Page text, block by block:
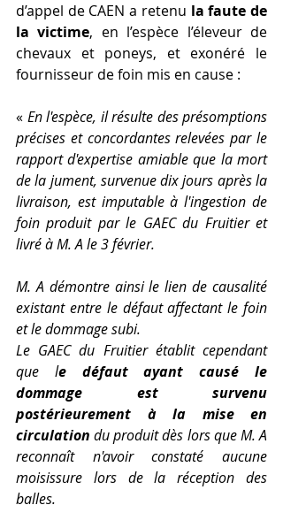
d’appel de CAEN a retenu la faute de
la victime, en l’espèce l’éleveur de
chevaux et poneys, et exonéré le
fournisseur de foin mis en cause :
« En l'espèce, il résulte des présomptions
précises et concordantes relevées par le
rapport d'expertise amiable que la mort
de la jument, survenue dix jours après la
livraison, est imputable à l'ingestion de
foin produit par le GAEC du Fruitier et
livré à M. A le 3 février.
M. A démontre ainsi le lien de causalité
existant entre le défaut affectant le foin
et le dommage subi.
Le GAEC du Fruitier établit cependant
que le défaut ayant causé le
dommage est survenu
postérieurement à la mise en
circulation du produit dès lors que M. A
reconnaît n'avoir constaté aucune
moisissure lors de la réception des
balles.